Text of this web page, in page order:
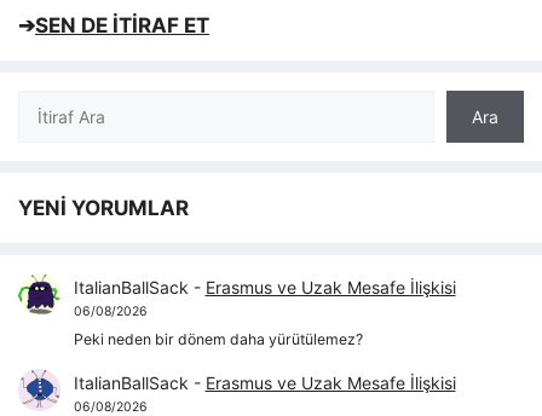
➔SEN DE İTİRAF ET
Ara
Ara
YENİ YORUMLAR
ItalianBallSack - Erasmus ve Uzak Mesafe İlişkisi
06/08/2026
Peki neden bir dönem daha yürütülemez?
ItalianBallSack - Erasmus ve Uzak Mesafe İlişkisi
06/08/2026